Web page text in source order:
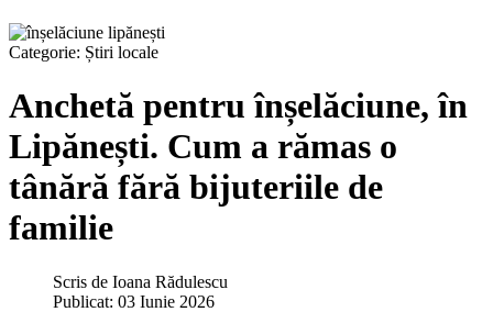
Categorie: Știri locale
Anchetă pentru înșelăciune, în
Lipănești. Cum a rămas o
tânără fără bijuteriile de
familie
Scris de Ioana Rădulescu
Publicat: 03 Iunie 2026